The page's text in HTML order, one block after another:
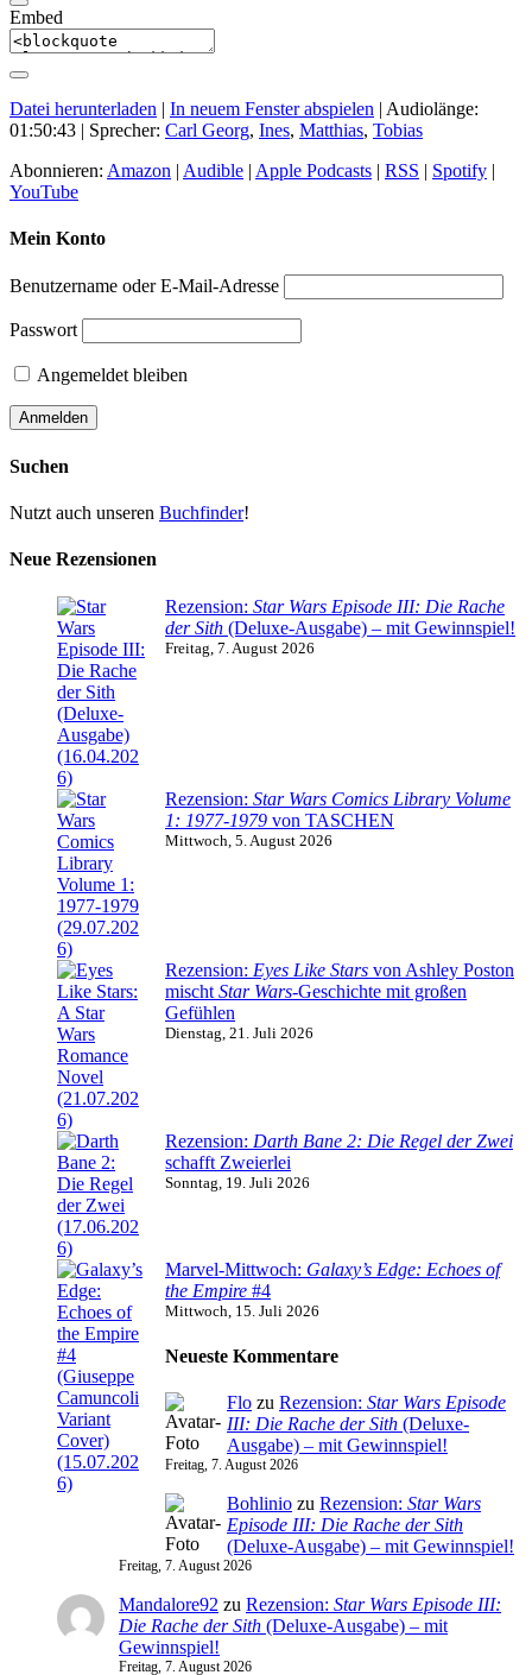
Embed
Datei herunterladen | In neuem Fenster abspielen | Audiolänge:
01:50:43 | Sprecher: Carl Georg, Ines, Matthias, Tobias
Abonnieren: Amazon | Audible | Apple Podcasts | RSS | Spotify |
YouTube
Mein Konto
Benutzername oder E-Mail-Adresse
Passwort
Angemeldet bleiben
Suchen
Nutzt auch unseren Buchfinder!
Neue Rezensionen
Rezension: Star Wars Episode III: Die Rache
der Sith (Deluxe-Ausgabe) – mit Gewinnspiel!
Freitag, 7. August 2026
Rezension: Star Wars Comics Library Volume
1: 1977-1979 von TASCHEN
Mittwoch, 5. August 2026
Rezension: Eyes Like Stars von Ashley Poston
mischt Star Wars-Geschichte mit großen
Gefühlen
Dienstag, 21. Juli 2026
Rezension: Darth Bane 2: Die Regel der Zwei
schafft Zweierlei
Sonntag, 19. Juli 2026
Marvel-Mittwoch: Galaxy’s Edge: Echoes of
the Empire #4
Mittwoch, 15. Juli 2026
Neueste Kommentare
Flo zu Rezension: Star Wars Episode
III: Die Rache der Sith (Deluxe-
Ausgabe) – mit Gewinnspiel!
Freitag, 7. August 2026
Bohlinio zu Rezension: Star Wars
Episode III: Die Rache der Sith
(Deluxe-Ausgabe) – mit Gewinnspiel!
Freitag, 7. August 2026
Mandalore92 zu Rezension: Star Wars Episode III:
Die Rache der Sith (Deluxe-Ausgabe) – mit
Gewinnspiel!
Freitag, 7. August 2026